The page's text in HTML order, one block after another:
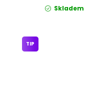
Skladem
TIP